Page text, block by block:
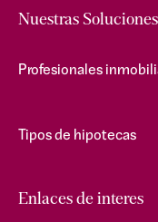
Nuestras Soluciones
Profesionales
Tipos de hipotecas
Enlaces de interes